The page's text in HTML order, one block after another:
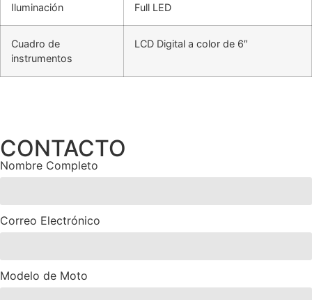
Iluminación Full LED
Cuadro de
instrumentos
LCD Digital a color de 6″
CONTACTO
Nombre Completo
Correo Electrónico
Modelo de Moto